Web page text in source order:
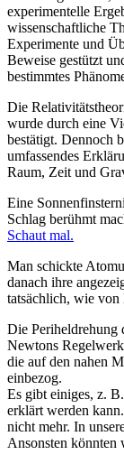
experimentelle
wissenschaftliche
Experimente und
Beweise gestützt
bestimmtes
Die
wurde durch eine
bestätigt. Dennoch
umfassendes
Raum, Zeit und
Eine
Schlag berühmt
Schaut mal.
Man schickte
danach ihre
tatsächlich, wie von
Die Periheldrehung
Newtons
die auf den nahen
einbezog.
Es gibt einiges, z.
erklärt werden
nicht mehr. In
Ansonsten könnten